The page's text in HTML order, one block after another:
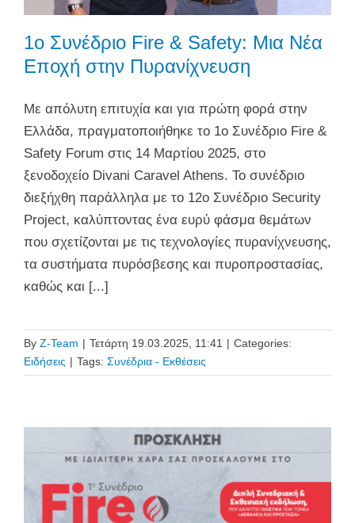
1ο Συνέδριο Fire & Safety: Μια Νέα
Εποχή στην Πυρανίχνευση
Με απόλυτη επιτυχία και για πρώτη φορά στην
Ελλάδα, πραγματοποιήθηκε το 1ο Συνέδριο Fire &
Safety Forum στις 14 Μαρτίου 2025, στο
ξενοδοχείο Divani Caravel Athens. Το συνέδριο
διεξήχθη παράλληλα με το 12ο Συνέδριο Security
Project, καλύπτοντας ένα ευρύ φάσμα θεμάτων
που σχετίζονται με τις τεχνολογίες πυρανίχνευσης,
τα συστήματα πυρόσβεσης και πυροπροστασίας,
καθώς και [...]
By Z-Team | Τετάρτη 19.03.2025, 11:41 | Categories:
Ειδήσεις | Tags: Συνέδρια - Εκθέσεις